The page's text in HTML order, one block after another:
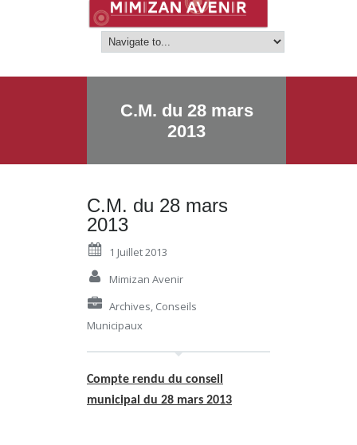
C.M. du 28 mars
2013
C.M. du 28 mars
2013
1 Juillet 2013
Mimizan Avenir
Archives, Conseils
Municipaux
Compte rendu du conseil
municipal du 28 mars 2013